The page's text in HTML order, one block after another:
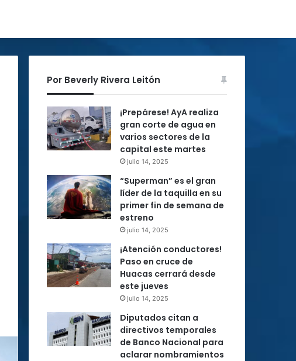
Por Beverly Rivera Leitón
¡Prepárese! AyA realiza
gran corte de agua en
varios sectores de la
capital este martes
julio 14, 2025
“Superman” es el gran
líder de la taquilla en su
primer fin de semana de
estreno
julio 14, 2025
¡Atención conductores!
Paso en cruce de
Huacas cerrará desde
este jueves
julio 14, 2025
Diputados citan a
directivos temporales
de Banco Nacional para
aclarar nombramientos